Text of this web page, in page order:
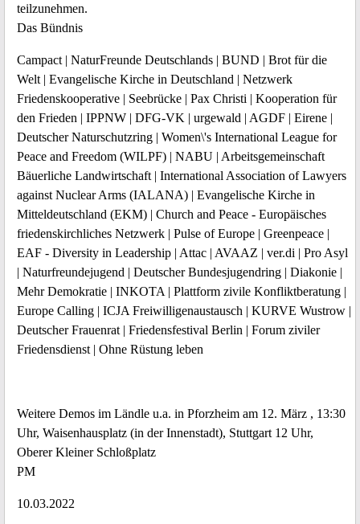
teilzunehmen.
Das Bündnis
Campact | NaturFreunde Deutschlands | BUND | Brot für die
Welt | Evangelische Kirche in Deutschland | Netzwerk
Friedenskooperative | Seebrücke | Pax Christi | Kooperation für
den Frieden | IPPNW | DFG-VK | urgewald | AGDF | Eirene |
Deutscher Naturschutzring | Women\'s International League for
Peace and Freedom (WILPF) | NABU | Arbeitsgemeinschaft
Bäuerliche Landwirtschaft | International Association of Lawyers
against Nuclear Arms (IALANA) | Evangelische Kirche in
Mitteldeutschland (EKM) | Church and Peace - Europäisches
friedenskirchliches Netzwerk | Pulse of Europe | Greenpeace |
EAF - Diversity in Leadership | Attac | AVAAZ | ver.di | Pro Asyl
| Naturfreundejugend | Deutscher Bundesjugendring | Diakonie |
Mehr Demokratie | INKOTA | Plattform zivile Konfliktberatung |
Europe Calling | ICJA Freiwilligenaustausch | KURVE Wustrow |
Deutscher Frauenrat | Friedensfestival Berlin | Forum ziviler
Friedensdienst | Ohne Rüstung leben
Weitere Demos im Ländle u.a. in Pforzheim am 12. März , 13:30
Uhr, Waisenhausplatz (in der Innenstadt), Stuttgart 12 Uhr,
Oberer Kleiner Schloßplatz
PM
10.03.2022